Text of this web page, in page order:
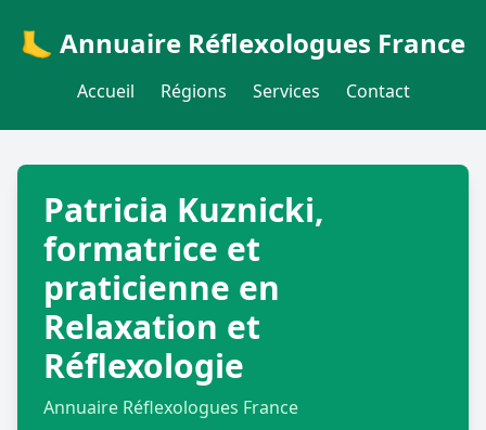
🦶 Annuaire Réflexologues France
Accueil Régions Services Contact
Patricia Kuznicki,
formatrice et
praticienne en
Relaxation et
Réflexologie
Annuaire Réflexologues France